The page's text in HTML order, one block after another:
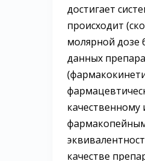
достигает
происходит
молярной дозе
данных
качественному
фармакопейным
качестве